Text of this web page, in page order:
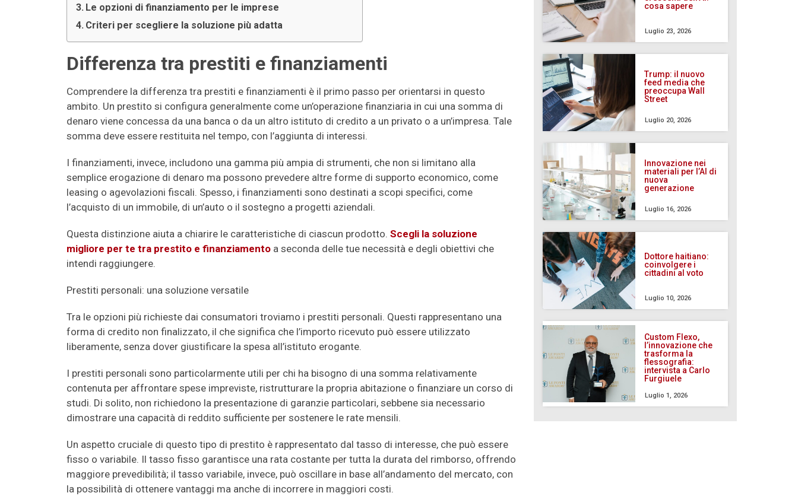
Le opzioni di finanziamento per le imprese
Criteri per scegliere la soluzione più adatta
Differenza tra prestiti e finanziamenti
Comprendere la differenza tra prestiti e finanziamenti è il primo passo per orientarsi in questo
ambito. Un prestito si configura generalmente come un’operazione finanziaria in cui una somma di
denaro viene concessa da una banca o da un altro istituto di credito a un privato o a un’impresa. Tale
somma deve essere restituita nel tempo, con l’aggiunta di interessi.
I finanziamenti, invece, includono una gamma più ampia di strumenti, che non si limitano alla
semplice erogazione di denaro ma possono prevedere altre forme di supporto economico, come
leasing o agevolazioni fiscali. Spesso, i finanziamenti sono destinati a scopi specifici, come
l’acquisto di un immobile, di un’auto o il sostegno a progetti aziendali.
Questa distinzione aiuta a chiarire le caratteristiche di ciascun prodotto. Scegli la soluzione
migliore per te tra prestito e finanziamento a seconda delle tue necessità e degli obiettivi che
intendi raggiungere.
Prestiti personali: una soluzione versatile
Tra le opzioni più richieste dai consumatori troviamo i prestiti personali. Questi rappresentano una
forma di credito non finalizzato, il che significa che l’importo ricevuto può essere utilizzato
liberamente, senza dover giustificare la spesa all’istituto erogante.
I prestiti personali sono particolarmente utili per chi ha bisogno di una somma relativamente
contenuta per affrontare spese impreviste, ristrutturare la propria abitazione o finanziare un corso di
studi. Di solito, non richiedono la presentazione di garanzie particolari, sebbene sia necessario
dimostrare una capacità di reddito sufficiente per sostenere le rate mensili.
Un aspetto cruciale di questo tipo di prestito è rappresentato dal tasso di interesse, che può essere
fisso o variabile. Il tasso fisso garantisce una rata costante per tutta la durata del rimborso, offrendo
maggiore prevedibilità; il tasso variabile, invece, può oscillare in base all’andamento del mercato, con
la possibilità di ottenere vantaggi ma anche di incorrere in maggiori costi.
cosa sapere
Luglio 23, 2026
Trump: il nuovo
feed media che
preoccupa Wall
Street
Luglio 20, 2026
Innovazione nei
materiali per l’AI di
nuova
generazione
Luglio 16, 2026
Dottore haitiano:
coinvolgere i
cittadini al voto
Luglio 10, 2026
Custom Flexo,
l’innovazione che
trasforma la
flessografia:
intervista a Carlo
Furgiuele
Luglio 1, 2026